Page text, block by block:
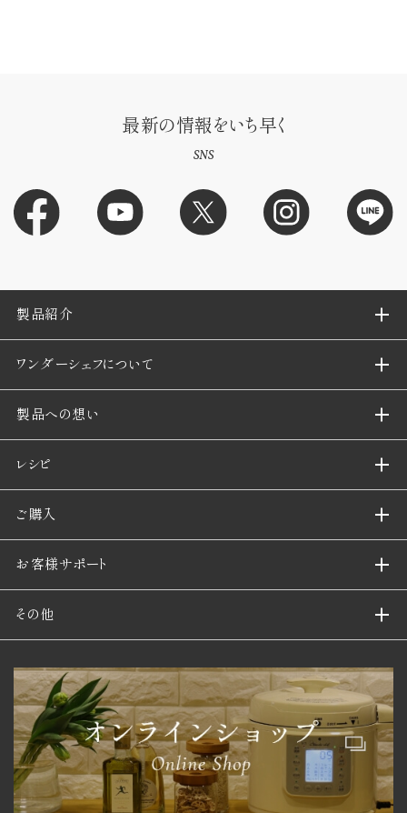
最新の情報をいち早く
SNS
製品紹介
ワンダーシェフについて
製品への想い
レシピ
ご購入
お客様サポート
その他